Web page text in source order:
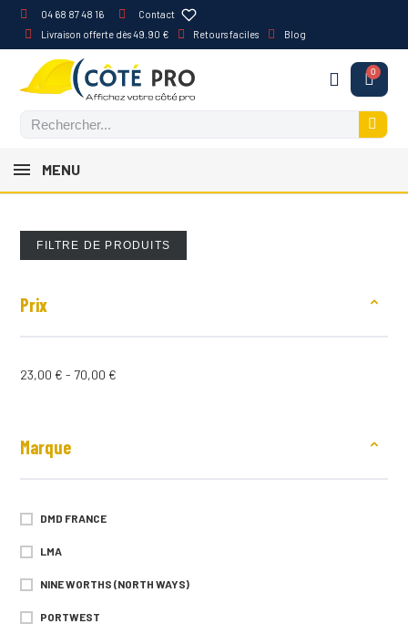
04 68 87 48 16
Contact
Livraison offerte dès 49.90 €
Retours faciles Blog
MENU
FILTRE DE PRODUITS
Prix
23,00 € - 70,00 €
Marque
DMD FRANCE
LMA
NINE WORTHS (NORTH WAYS)
PORTWEST